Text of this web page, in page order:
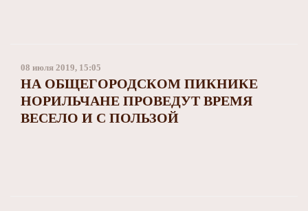
08 июля 2019, 15:05
НА ОБЩЕГОРОДСКОМ ПИКНИКЕ
НОРИЛЬЧАНЕ ПРОВЕДУТ ВРЕМЯ
ВЕСЕЛО И С ПОЛЬЗОЙ